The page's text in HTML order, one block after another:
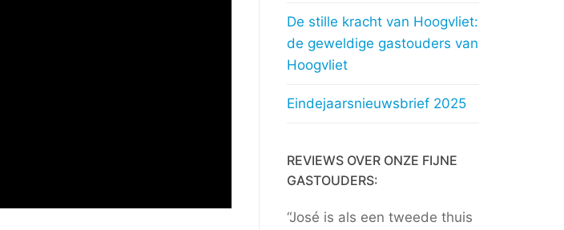
De stille kracht van Hoogvliet:
de geweldige gastouders van
Hoogvliet
Eindejaarsnieuwsbrief 2025
REVIEWS OVER ONZE FIJNE
GASTOUDERS:
“José is als een tweede thuis